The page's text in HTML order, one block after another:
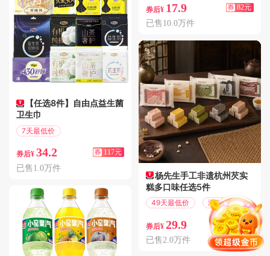
【任选8件】自由点益生菌
卫生巾
7天最低价
券后¥ 34.2 券 117元
已售1.0万件
券后¥ 17.9 券 82元
已售10.0万件
杨先生手工非遗杭州芡实
糕多口味任选5件
49天最低价 满60减31
券后¥ 29.9 券 31元
已售2.0万件